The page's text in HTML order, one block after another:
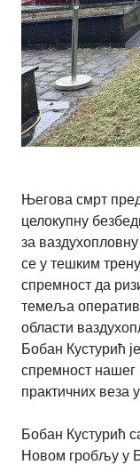
Његова смрт
целокупну
за ваздухопловну
се у тешким
спремност да
темеља
области
Бобан Кустурић
спремност нашег
практичних веза
Бобан Кустурић
Новом гробљу у